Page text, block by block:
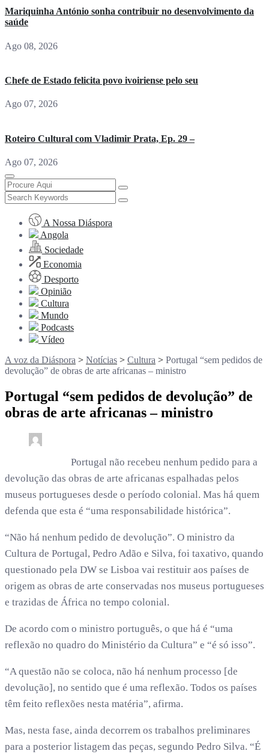
Mariquinha António sonha contribuir no desenvolvimento da
saúde
Ago 08, 2026
Chefe de Estado felicita povo ivoiriense pelo seu
Ago 07, 2026
Roteiro Cultural com Vladimir Prata, Ep. 29 –
Ago 07, 2026
A Nossa Diáspora
Angola
Sociedade
Economia
Desporto
Opinião
Cultura
Mundo
Podcasts
Vídeo
A voz da Diáspora > Notícias > Cultura > Portugal “sem pedidos de
devolução” de obras de arte africanas – ministro
Portugal “sem pedidos de devolução” de
obras de arte africanas – ministro
Portugal não recebeu nenhum pedido para a
devolução das obras de arte africanas espalhadas pelos
museus portugueses desde o período colonial. Mas há quem
defenda que esta é “uma responsabilidade histórica”.
“Não há nenhum pedido de devolução”. O ministro da
Cultura de Portugal, Pedro Adão e Silva, foi taxativo, quando
questionado pela DW se Lisboa vai restituir aos países de
origem as obras de arte conservadas nos museus portugueses
e trazidas de África no tempo colonial.
De acordo com o ministro português, o que há é “uma
reflexão no quadro do Ministério da Cultura” e “é só isso”.
“A questão não se coloca, não há nenhum processo [de
devolução], no sentido que é uma reflexão. Todos os países
têm feito reflexões nesta matéria”, afirma.
Mas, nesta fase, ainda decorrem os trabalhos preliminares
para a posterior listagem das peças, segundo Pedro Silva. “É